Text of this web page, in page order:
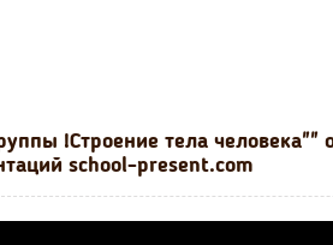
!Строение тела человека""
school-present.com